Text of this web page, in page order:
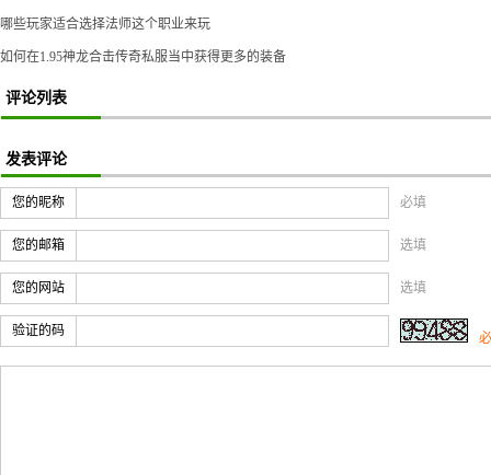
哪些玩家适合选择法师这个职业来玩
如何在1.95神龙合击传奇私服当中获得更多的装备
评论列表
发表评论
您的昵称 必填
您的邮箱 选填
您的网站 选填
验证的码